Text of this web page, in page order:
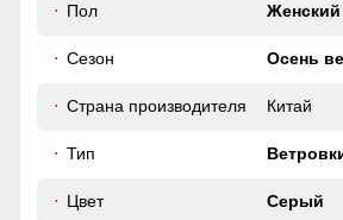
Пол Женский
Сезон Осень
Страна производителя Китай
Тип
Цвет Серый